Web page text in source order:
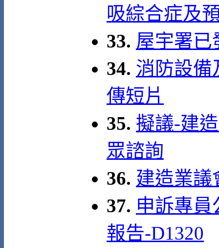
吸綜合症及
33. 屋宇署已
34. 消防設備
傳短片
35. 擬議-建
眾諮詢
36. 建造業議
37. 申訴專
報告-D1320